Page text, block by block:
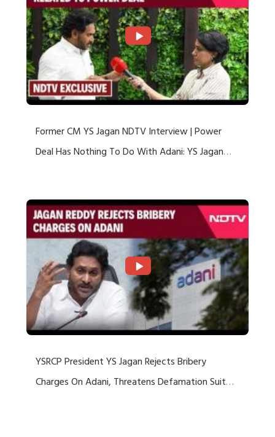
Former CM YS Jagan NDTV Interview | Power
Deal Has Nothing To Do With Adani: YS Jagan
YSRCP President YS Jagan Rejects Bribery
Charges On Adani, Threatens Defamation Suit